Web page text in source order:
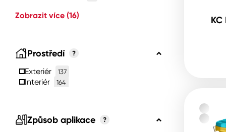
Zobrazit více (16)
Prostředí ?
Exteriér 137
Interiér 164
Způsob aplikace ?
KC